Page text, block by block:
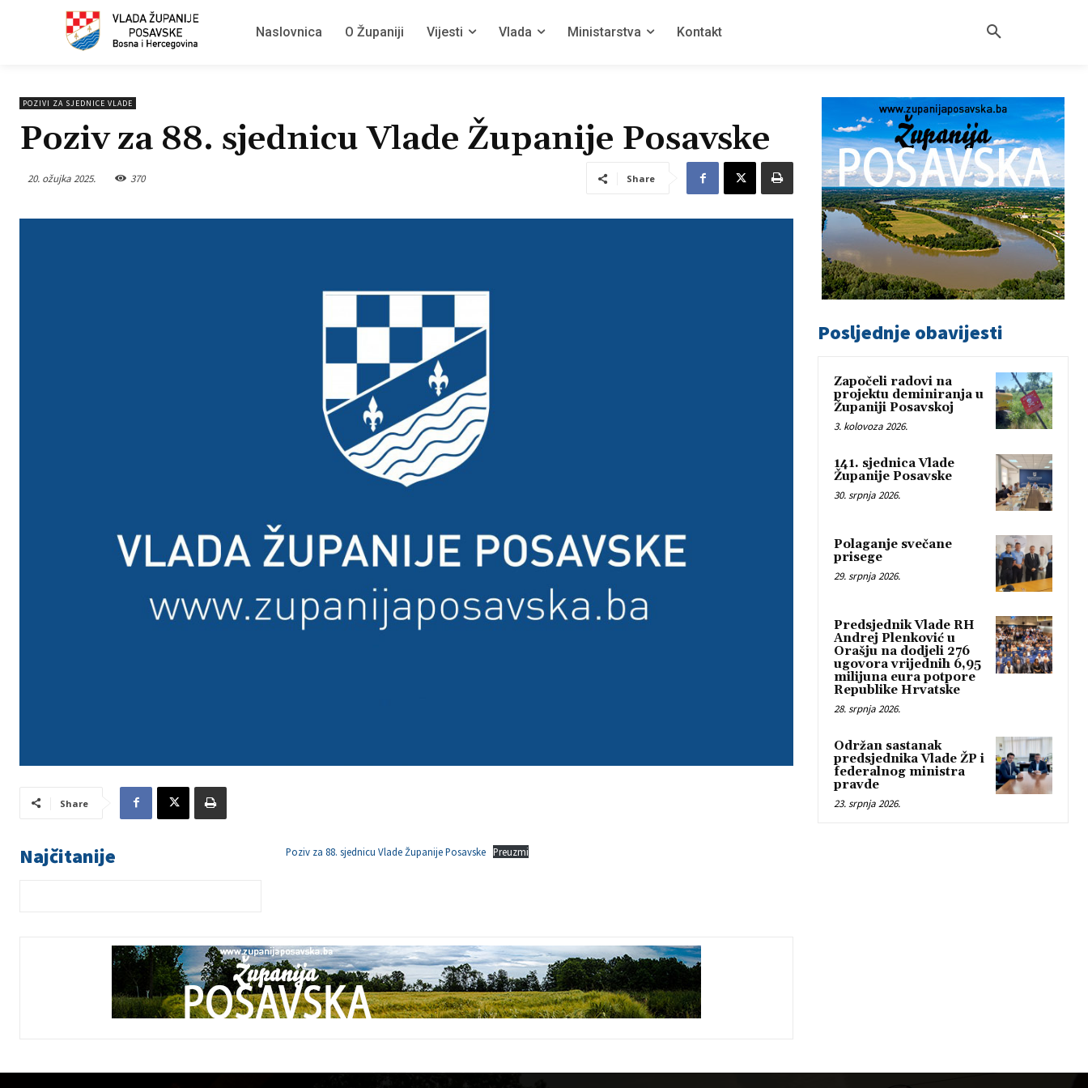
Naslovnica O Županiji Vijesti Vlada Ministarstva Kontakt
POZIVI ZA SJEDNICE VLADE
Poziv za 88. sjednicu Vlade Županije Posavske
20. ožujka 2025. 370 Share
Share
Najčitanije Poziv za 88. sjednicu Vlade Županije Posavske Preuzmi
Posljednje obavijesti
Započeli radovi na
projektu deminiranja u
Županiji Posavskoj
3. kolovoza 2026.
141. sjednica Vlade
Županije Posavske
30. srpnja 2026.
Polaganje svečane
prisege
29. srpnja 2026.
Predsjednik Vlade RH
Andrej Plenković u
Orašju na dodjeli 276
ugovora vrijednih 6,95
milijuna eura potpore
Republike Hrvatske
28. srpnja 2026.
Održan sastanak
predsjednika Vlade ŽP i
federalnog ministra
pravde
23. srpnja 2026.